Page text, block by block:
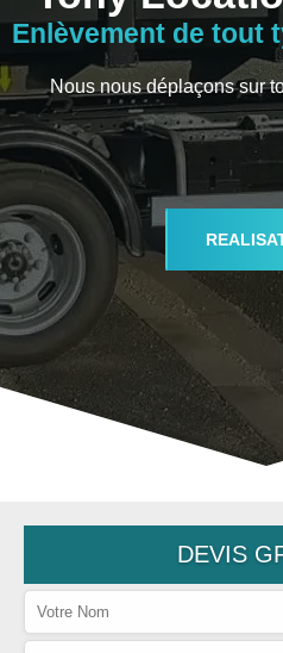
Enlèvement de tout
Nous nous déplaçons sur
DEVIS